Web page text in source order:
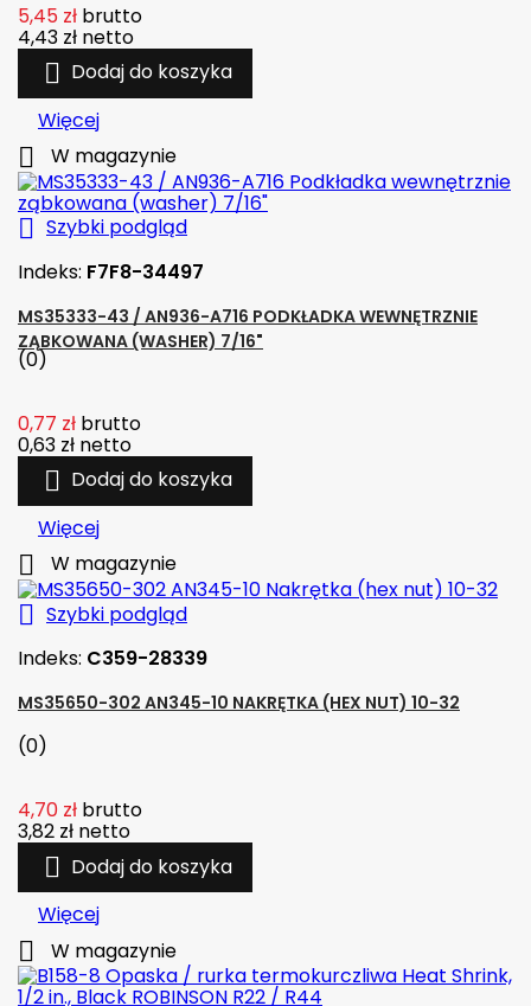
5,45 zł brutto
4,43 zł netto
 Dodaj do koszyka
Więcej
 W magazynie
 Szybki podgląd
Indeks: F7F8-34497
MS35333-43 / AN936-A716 PODKŁADKA WEWNĘTRZNIE
ZĄBKOWANA (WASHER) 7/16"
(0)
0,77 zł brutto
0,63 zł netto
 Dodaj do koszyka
Więcej
 W magazynie
 Szybki podgląd
Indeks: C359-28339
MS35650-302 AN345-10 NAKRĘTKA (HEX NUT) 10-32
(0)
4,70 zł brutto
3,82 zł netto
 Dodaj do koszyka
Więcej
 W magazynie